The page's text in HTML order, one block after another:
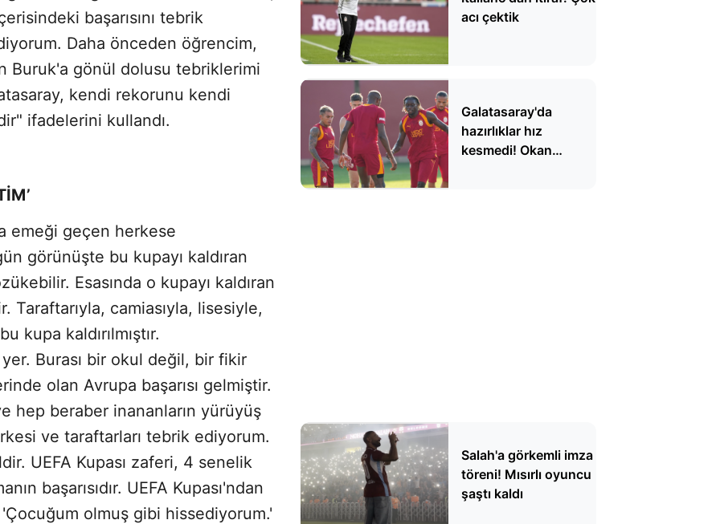
başarısını tebrik
Daha önceden öğrencim,
Buruk'a gönül dolusu tebriklerimi
kendi rekorunu kendi
ifadelerini kullandı.
emeği geçen herkese
görünüşte bu kupayı kaldıran
Esasında o kupayı kaldıran
Taraftarıyla, camiasıyla, lisesiyle,
kupa kaldırılmıştır.
Burası bir okul değil, bir fikir
olan Avrupa başarısı gelmiştir.
hep beraber inananların yürüyüş
ve taraftarları tebrik ediyorum.
UEFA Kupası zaferi, 4 senelik
başarısıdır. UEFA Kupası'ndan
olmuş gibi hissediyorum.'
acı çektik
Galatasaray'da
hazırlıklar hız
kesmedi! Okan
Salah'a görkemli imza
töreni! Mısırlı oyuncu
şaştı kaldı